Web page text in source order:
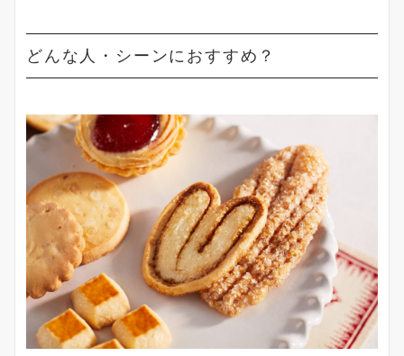
どんな人・シーンにおすすめ？